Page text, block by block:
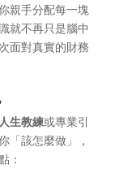
親手分配每一塊
就不再只是腦中
面對真實的財務
人生教練或專業引
「該怎麼做」，
：